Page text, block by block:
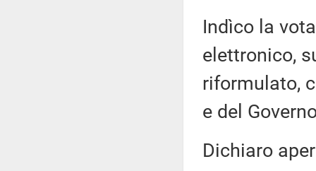
Indìco la
elettronico,
riformulato,
e del
Dichiaro